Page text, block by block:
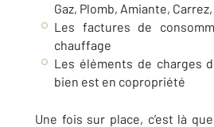
Gaz, Plomb, Amiante,
Les factures de
chauffage
Les éléments de charges
bien est en copropriété
Une fois sur place, c’est là